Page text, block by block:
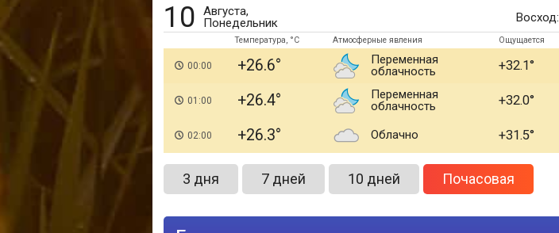
10
Августа,
Понедельник
Восход:
Температура, °C Атмосферные явления Ощущается
00:00 +26.6
Переменная
облачность
+32.1
01:00 +26.4
Переменная
облачность
+32.0
02:00 +26.3 Облачно +31.5
3 дня 7 дней 10 дней Почасовая